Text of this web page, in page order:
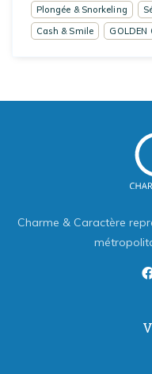
Plongée & Snorkeling
Cash & Smile
GOLDEN
Charme & Caractère